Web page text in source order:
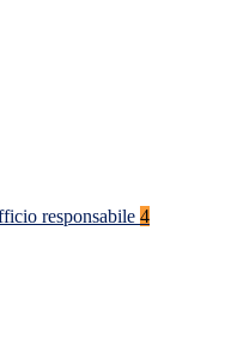
responsabile 4